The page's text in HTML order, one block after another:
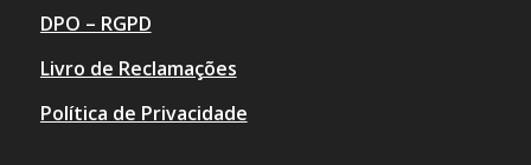
DPO – RGPD
Livro de Reclamações
Política de Privacidade